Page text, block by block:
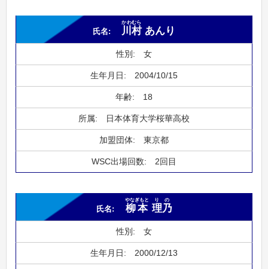
川村
かわむら
あんり
女
2004/10/15
18
日本体育大学桜華高校
東京都
2回目
柳本
やなぎもと
理乃
りの
女
2000/12/13